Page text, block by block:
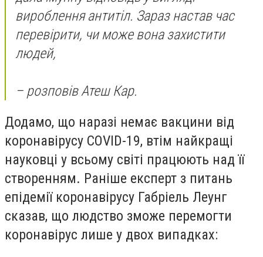
вироблення антитіл. Зараз настав час
перевірити, чи може вона захистити
людей,
– розповів Атеш Кар.
Додамо, що наразі немає вакцини від
коронавірусу COVID-19, втім найкращі
науковці у всьому світі працюють над її
створенням. Раніше експерт з питань
епідемії коронавірусу Габріель Леунг
сказав, що людство зможе перемогти
коронавірус лише у двох випадках: